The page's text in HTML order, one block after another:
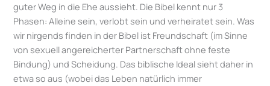
guter Weg in die Ehe aussieht. Die Bibel kennt nur 3
Phasen: Alleine sein, verlobt sein und verheiratet sein. Was
wir nirgends finden in der Bibel ist Freundschaft (im Sinne
von sexuell angereicherter Partnerschaft ohne feste
Bindung) und Scheidung. Das biblische Ideal sieht daher in
etwa so aus (wobei das Leben natürlich immer